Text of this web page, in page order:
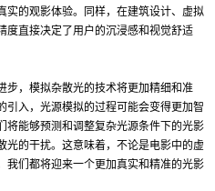
实的观影体验。同样，在建筑设计、虚拟
度直接决定了用户的沉浸感和视觉舒适
步，模拟杂散光的技术将更加精细和准
引入，光源模拟的过程可能会变得更加智
将能够预测和调整复杂光源条件下的光影
光的干扰。这意味着，不论是电影中的虚
我们都将迎来一个更加真实和精准的光影